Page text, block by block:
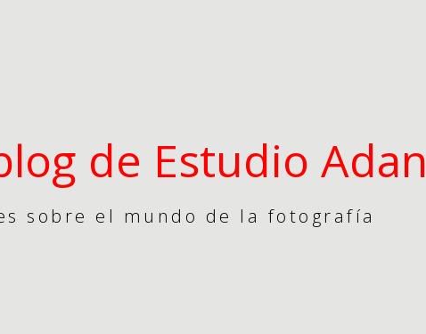
de Estudio Adan
sobre el mundo de la fotografía